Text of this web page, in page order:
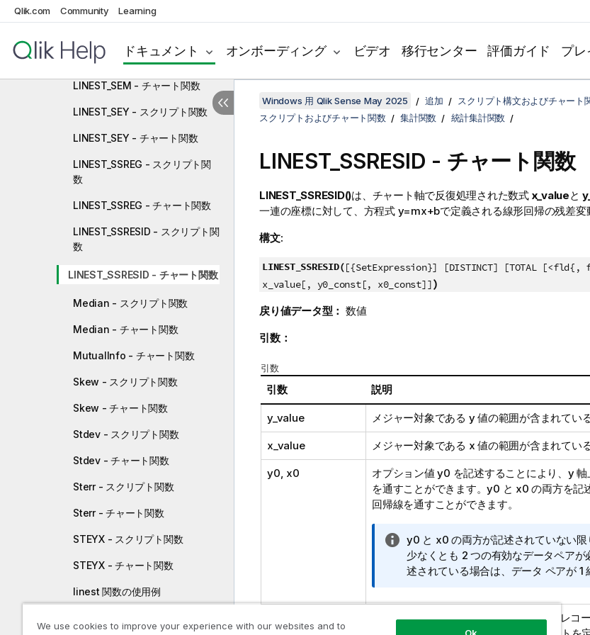
Qlik.com Community Learning
ドキュメント オンボーディング ビデオ 移行センター 評価ガイド プレ
LINEST_SEB - スクリプト関数
LINEST_SEM - スクリプト関数
LINEST_SEM - チャート関数
LINEST_SEY - スクリプト関数
LINEST_SEY - チャート関数
LINEST_SSREG - スクリプト関
数
LINEST_SSREG - チャート関数
LINEST_SSRESID - スクリプト関
数
LINEST_SSRESID - チャート関数
Median - スクリプト関数
Median - チャート関数
MutualInfo - チャート関数
Skew - スクリプト関数
Skew - チャート関数
Stdev - スクリプト関数
Stdev - チャート関数
Sterr - スクリプト関数
Sterr - チャート関数
STEYX - スクリプト関数
STEYX - チャート関数
linest 関数の使用例
統計検定関数
Windows 用 Qlik Sense May 2025 追加
スクリプト構文およびチャート
スクリプトおよびチャート関数
集計関数 統計集計関数
LINEST_SSRESID - チャート関数
LINEST_SSRESID()は、チャート軸で反復処理された数式 x_valueと
一連の座標に対して、方程式 y=mx+bで定義される線形回帰の残差変
構文:
LINEST_SSRESID([{SetExpression}] [DISTINCT] [TOTAL
x_value[, y0_const[, x0_const]])
戻り値データ型： 数値
引数：
引数
引数 説明
y_value メジャー対象である y値の範囲が含まれてい
x_value メジャー対象である x 値の範囲が含まれてい
y0, x0 オプション値y0 を記述することにより、y
を通すことができます。y0 と x0 の両方を記
回帰線を通すことができます。
情
報
メ
y0 と x0 の両方が記述されていない
少なくとも 2 つの有効なデータペアが
述されている場合は、データ ペアが 1
デフォルトでは、集計関数は選択されたレコ
We use cookies to improve your experience with our websites and to